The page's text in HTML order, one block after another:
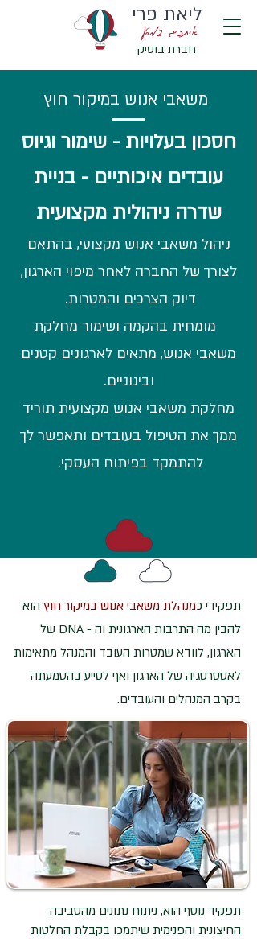
איתכם במסע
ליאת פרי
חברת בוטיק
משאבי אנוש במיקור חוץ
חסכון בעלויות - שימור וגיוס
עובדים איכותיים - בניית
שדרה ניהולית מקצועית
ניהול משאבי אנוש מקצועי, בהתאם
לצורך של החברה לאחר מיפוי הארגון,
דיוק הצרכים והמטרות.
מומחית בהקמה ושימור מחלקת
משאבי אנוש, מתאים לארגונים קטנים
ובינוניים.
מחלקת משאבי אנוש מקצועית תוריד
ממך את הטיפול בעובדים ותאפשר לך
להתמקד בפיתוח העסקי.
תפקידי כמנהלת משאבי אנוש במיקור חוץ הוא
להבין מה התרבות הארגונית וה - DNA של
הארגון, לוודא שמטרות העובד והמנהל מתאימות
לאסטרטגיה של הארגון ואף לסייע בהטמעתה
בקרב המנהלים והעובדים.
תפקיד נוסף הוא, ניתוח נתונים מהסביבה
החיצונית והפנימית שיתמכו בקבלת החלטות